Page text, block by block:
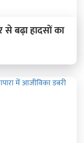
से बढ़ा हादसों का